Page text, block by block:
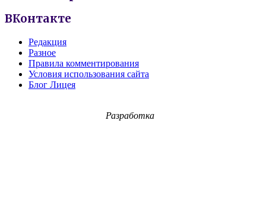
ВКонтакте
Редакция
Разное
Правила комментирования
Условия использования сайта
Блог Лицея
Разработка